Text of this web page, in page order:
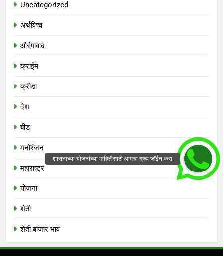
Uncategorized
अर्थविश्व
औरंगाबाद
क्राईम
क्रीडा
देश
बीड
मनोरंजन
महाराष्ट्र
योजना
शेती
शेती बाजार भाव